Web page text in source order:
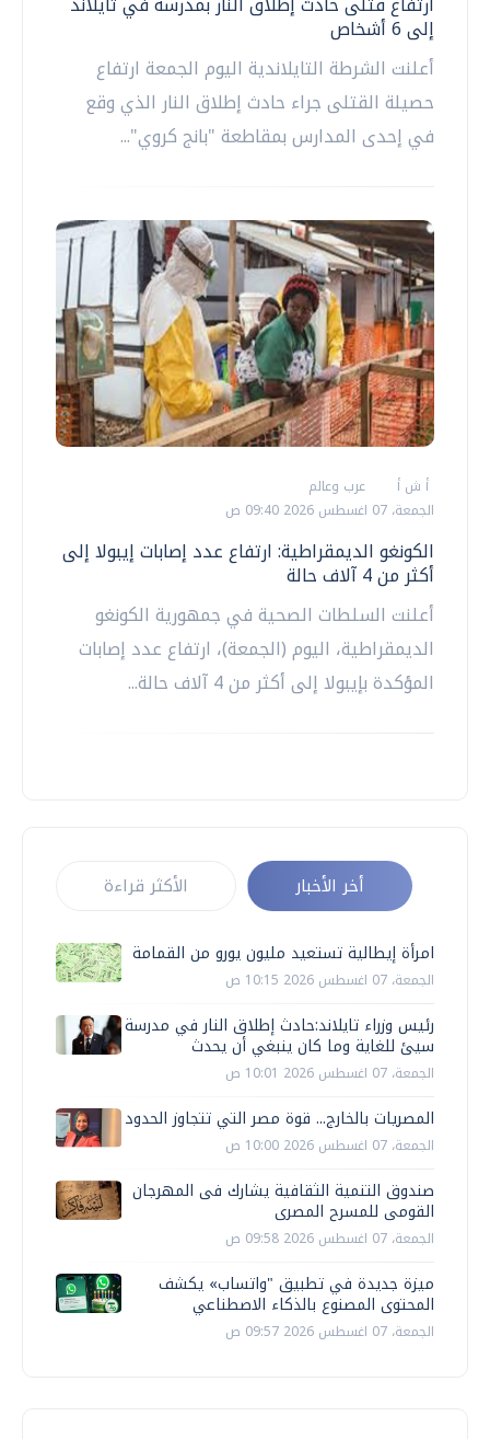
إلى 6 أشخاص
أعلنت الشرطة التايلاندية اليوم الجمعة ارتفاع
حصيلة القتلى جراء حادث إطلاق النار الذي وقع
في إحدى المدارس بمقاطعة "بانج كروي"...
أ ش أ
عرب وعالم
الجمعة، 07 اغسطس 2026 09:40 ص
الكونغو الديمقراطية: ارتفاع عدد إصابات إيبولا إلى
أكثر من 4 آلاف حالة
أعلنت السلطات الصحية في جمهورية الكونغو
الديمقراطية، اليوم (الجمعة)، ارتفاع عدد إصابات
المؤكدة بإيبولا إلى أكثر من 4 آلاف حالة...
أخر الأخبار الأكثر قراءة
امرأة إيطالية تستعيد مليون يورو من القمامة
الجمعة، 07 اغسطس 2026 10:15 ص
رئيس وزراء تايلاند:حادث إطلاق النار في مدرسة
سيئ للغاية وما كان ينبغي أن يحدث
الجمعة، 07 اغسطس 2026 10:01 ص
المصريات بالخارج... قوة مصر التي تتجاوز الحدود
الجمعة، 07 اغسطس 2026 10:00 ص
صندوق التنمية الثقافية يشارك فى المهرجان
القومى للمسرح المصرى
الجمعة، 07 اغسطس 2026 09:58 ص
ميزة جديدة في تطبيق "واتساب» يكشف
المحتوى المصنوع بالذكاء الاصطناعي
الجمعة، 07 اغسطس 2026 09:57 ص